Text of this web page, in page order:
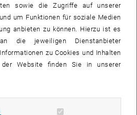
abgegeben werden, andererseits
die Investitionskosten für die
Klärschlammentsorgung vermindert
von "Doktorvätern" für
und von einer sechsköpfigen TU-
dem Ressel-Preis ausgezeichnet
eines Doktoratsstudiums der TU
sowie die Zugriffe auf unserer
um Funktionen für soziale Medien
anbieten zu können. Hierzu ist es
die jeweiligen Dienstanbieter
zu Cookies und Inhalten
Website finden Sie in unserer
Erforderliche Cookies zulassen